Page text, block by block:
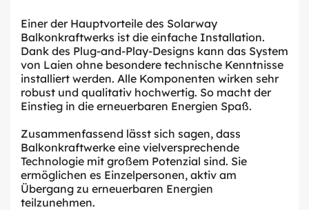
Einer der Hauptvorteile des Solarway
Balkonkraftwerks ist die einfache Installation.
Dank des Plug-and-Play-Designs kann das System
von Laien ohne besondere technische Kenntnisse
installiert werden. Alle Komponenten wirken sehr
robust und qualitativ hochwertig. So macht der
Einstieg in die erneuerbaren Energien Spaß.
Zusammenfassend lässt sich sagen, dass
Balkonkraftwerke eine vielversprechende
Technologie mit großem Potenzial sind. Sie
ermöglichen es Einzelpersonen, aktiv am
Übergang zu erneuerbaren Energien
teilzunehmen.